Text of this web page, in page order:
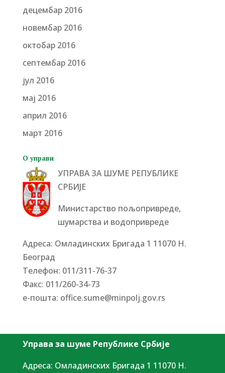
децембар 2016
новембар 2016
октобар 2016
септембар 2016
јул 2016
мај 2016
април 2016
март 2016
О управи
УПРАВА ЗА ШУМЕ РЕПУБЛИКЕ
СРБИЈЕ
Министарство пољопривреде,
шумарства и водопривреде
Адреса: Омладинских Бригада 1 11070 Н.
Београд
Tелефон: 011/311-76-37
Факс: 011/260-34-73
е-пошта: office.sume@minpolj.gov.rs
Управа за шуме Републике Србије
Адреса: Омладинских Бригада 1 11070 Н.